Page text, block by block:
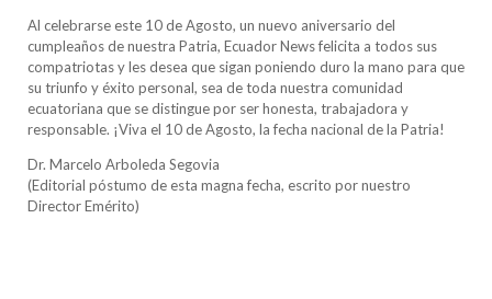
Al celebrarse este 10 de Agosto, un nuevo aniversario del
cumpleaños de nuestra Patria, Ecuador News felicita a todos sus
compatriotas y les desea que sigan poniendo duro la mano para que
su triunfo y éxito personal, sea de toda nuestra comunidad
ecuatoriana que se distingue por ser honesta, trabajadora y
responsable. ¡Viva el 10 de Agosto, la fecha nacional de la Patria!
Dr. Marcelo Arboleda Segovia
(Editorial póstumo de esta magna fecha, escrito por nuestro
Director Emérito)